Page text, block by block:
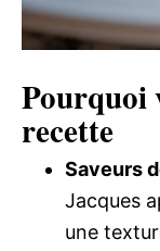
Pourquoi
recette
Saveurs
Jacques
une